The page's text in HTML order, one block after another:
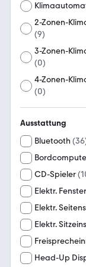
2-Zonen-
(9)
3-Zonen-
(0)
4-Zonen-
(0)
Ausstattung
Bluetooth (36
CD-Spieler(
Elektr.
Elektr.
Elektr.
Head-Up